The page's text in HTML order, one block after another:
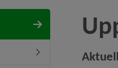
Undermeny för Jobb och